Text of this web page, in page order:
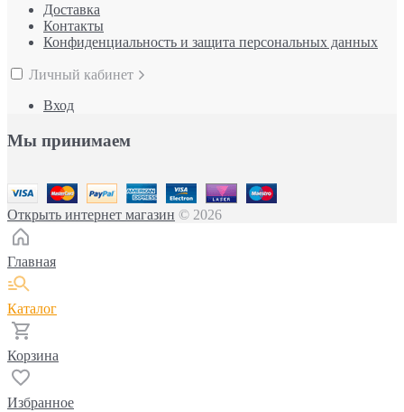
Доставка
Контакты
Конфиденциальность и защита персональных данных
Личный кабинет
Вход
Мы принимаем
Открыть интернет магазин © 2026
Главная
Каталог
Корзина
Избранное